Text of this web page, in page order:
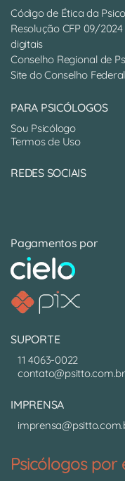
Código de Ética da
Resolução CFP 09/
digitais
Conselho Regional de
Site do Conselho
PARA PSICÓLOGOS
Sou Psicólogo
Termos de Uso
REDES SOCIAIS
Pagamentos por
SUPORTE
11 4063-0022
contato@psitto.com.br
IMPRENSA
Psicólogos por